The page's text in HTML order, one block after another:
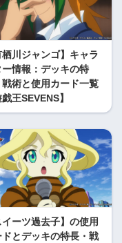
栖川ジャンゴ】キャラ
ー情報：デッキの特
戦術と使用カード一覧
戯王SEVENS】
イーツ過去子】の使用
ドとデッキの特長・戦